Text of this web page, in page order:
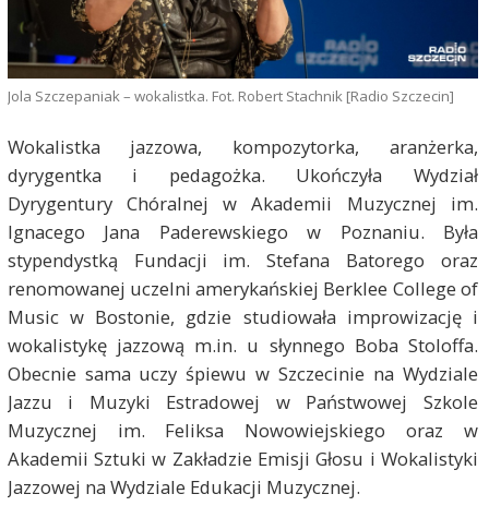
Jola Szczepaniak – wokalistka. Fot. Robert Stachnik [Radio Szczecin]
Wokalistka jazzowa, kompozytorka, aranżerka,
dyrygentka i pedagożka. Ukończyła Wydział
Dyrygentury Chóralnej w Akademii Muzycznej im.
Ignacego Jana Paderewskiego w Poznaniu. Była
stypendystką Fundacji im. Stefana Batorego oraz
renomowanej uczelni amerykańskiej Berklee College of
Music w Bostonie, gdzie studiowała improwizację i
wokalistykę jazzową m.in. u słynnego Boba Stoloffa.
Obecnie sama uczy śpiewu w Szczecinie na Wydziale
Jazzu i Muzyki Estradowej w Państwowej Szkole
Muzycznej im. Feliksa Nowowiejskiego oraz w
Akademii Sztuki w Zakładzie Emisji Głosu i Wokalistyki
Jazzowej na Wydziale Edukacji Muzycznej.